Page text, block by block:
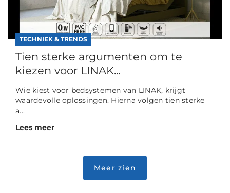
TECHNIEK & TRENDS
Tien sterke argumenten om te
kiezen voor LINAK...
Wie kiest voor bedsystemen van LINAK, krijgt
waardevolle oplossingen. Hierna volgen tien sterke
a...
Lees meer